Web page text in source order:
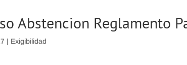
Abstencion Reglamento
| Exigibilidad